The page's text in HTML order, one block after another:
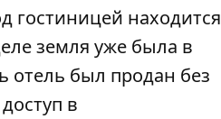
гостиницей находится
земля уже была в
отель был продан без
в